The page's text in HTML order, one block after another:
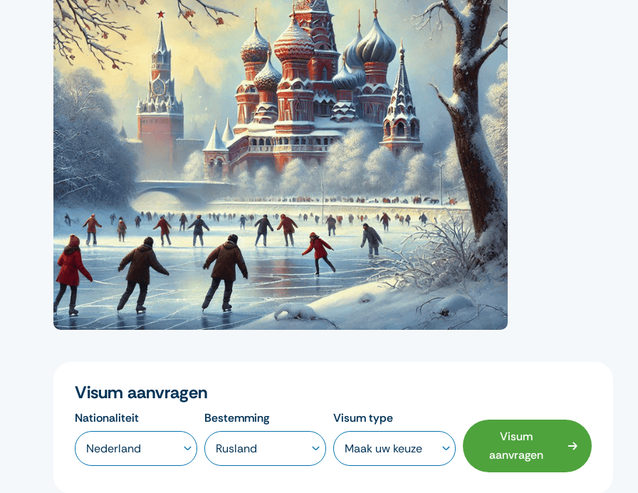
Visum aanvragen
Nationaliteit Bestemming
Visum type
Visum
aanvragen